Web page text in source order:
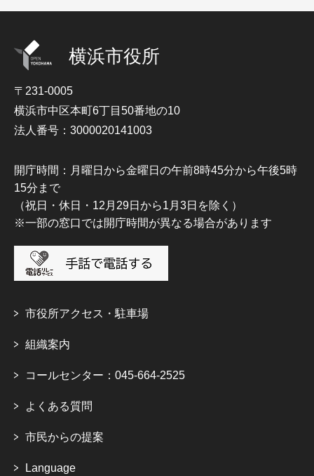
横浜市役所
〒231-0005
横浜市中区本町6丁目50番地の10
法人番号：3000020141003
開庁時間：月曜日から金曜日の午前8時45分から午後5時
15分まで
（祝日・休日・12月29日から1月3日を除く）
※一部の窓口では開庁時間が異なる場合があります
市役所アクセス・駐車場
組織案内
コールセンター：045-664-2525
よくある質問
市民からの提案
Language